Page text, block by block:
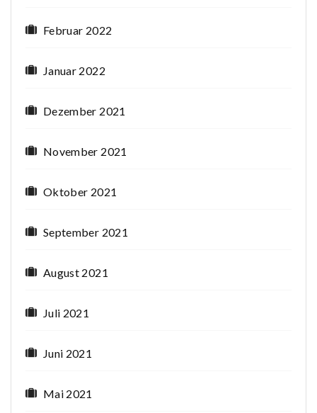
Februar 2022
Januar 2022
Dezember 2021
November 2021
Oktober 2021
September 2021
August 2021
Juli 2021
Juni 2021
Mai 2021